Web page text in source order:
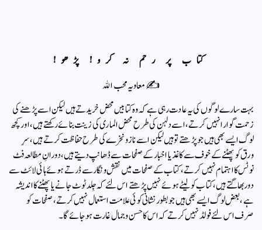
کتاب پر رحم نہ کرو! پڑھو!
✍️ معاویہ محب الله
بہت سارے لوگوں کی یہ عادت رہی ہے کہ وہ کتابیں محض خریدتے ہیں لیکن اسے پڑھنے کی
زحمت گوارا نہیں کرتے، اسے دلہن کی طرح محض الماری کی زینت بنائے رکھتے ہیں، اور کچھ
لوگ ایسے بھی ہیں جو پڑھتے تو ہیں لیکن اسے ناز و نخرے کی طرح حفاظت کرتے ہیں، سرِ
ورق کو پھٹنے کے خوف سے کاغذ یا اخبار کے صفحات سے ڈھانپ دیتے ہیں، دورانِ مطالعہ فٹ
نوٹس کا اہتمام نہیں کرتے، کتاب کے صفحات میں نقش و نگار سے ڈرتے ہوئے ہائی لائٹ سے
دور بھاگتے ہیں، کتاب کو لیٹے ہوئے نہیں پڑھتے اس لئے کہ جِلد ٹوٹ جانے یا پھٹنے کا اندیشہ
ہے، بعض لوگ ایسے بھی ہیں جو بطور نشانی کوئی علامت استعمال نہیں کرتے، صفحات کو
صرف اس لئے فولڈ نہیں کرتے کہ اس کا حسن و جمال غارت ہو جائے گا۔